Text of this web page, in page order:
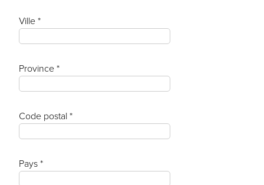
Ville *
Province *
Code postal *
Pays *